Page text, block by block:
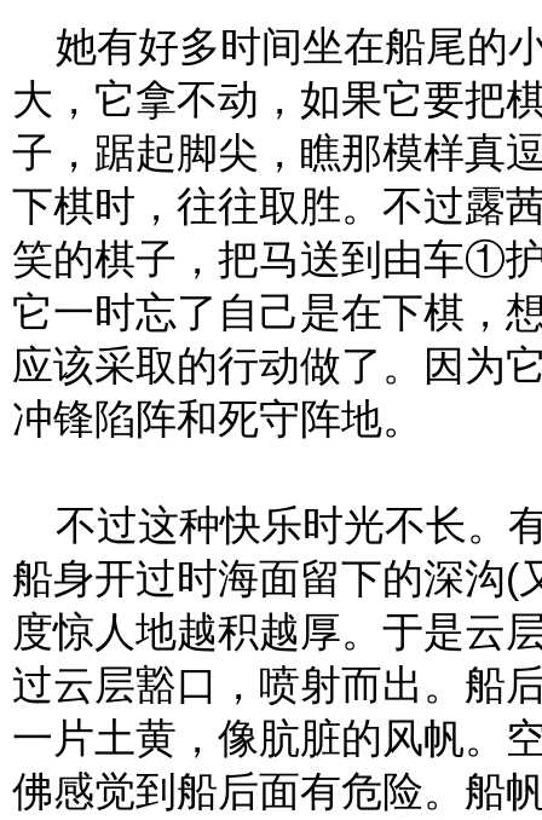
她有好多时间坐在船尾的
大，它拿不动，如果它要把
子，踞起脚尖，瞧那模样真
下棋时，往往取胜。不过露
笑的棋子，把马送到由车①
它一时忘了自己是在下棋，
应该采取的行动做了。因为
冲锋陷阵和死守阵地。
不过这种快乐时光不长。
船身开过时海面留下的深沟(
度惊人地越积越厚。于是云
过云层豁口，喷射而出。船
一片土黄，像肮脏的风帆。
佛感觉到船后面有危险。船